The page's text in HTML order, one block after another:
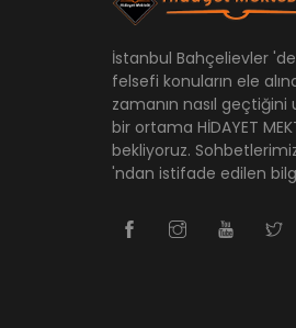
İstanbul Bahçelievler
felsefi konuların ele
zamanın nasıl
bir ortama HİDAYET
bekliyoruz.
'ndan istifade edilen